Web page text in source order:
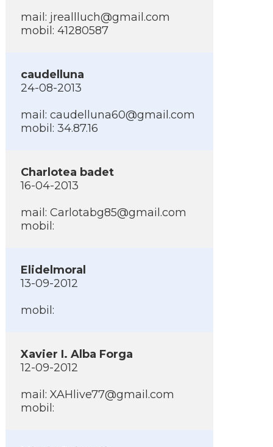
mail: jreallluch@gmail.com
mobil: 41280587
caudelluna
24-08-2013
mail: caudelluna60@gmail.com
mobil: 34.87.16
Charlotea badet
16-04-2013
mail: Carlotabg85@gmail.com
mobil:
Elidelmoral
13-09-2012
mobil:
Xavier I. Alba Forga
12-09-2012
mail: XAHlive77@gmail.com
mobil: